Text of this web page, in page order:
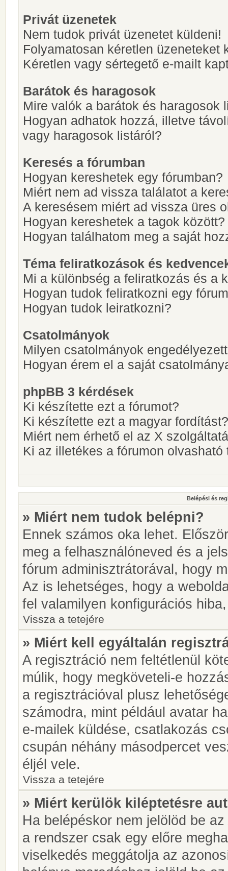
Privát üzenetek
Nem tudok privát üzenetet küldeni!
Folyamatosan kéretlen üzeneteket
Kéretlen vagy sértegető e-mailt
Barátok és haragosok
Mire valók a barátok és haragosok
Hogyan adhatok hozzá, illetve
vagy haragosok listáról?
Keresés a fórumban
Hogyan kereshetek egy fórumban?
Miért nem ad vissza találatot a
A keresésem miért ad vissza üres
Hogyan kereshetek a tagok között?
Hogyan találhatom meg a saját
Téma feliratkozások és
Mi a különbség a feliratkozás és a
Hogyan tudok feliratkozni egy
Hogyan tudok leiratkozni?
Csatolmányok
Milyen csatolmányok
Hogyan érem el a saját
phpBB 3 kérdések
Ki készítette ezt a fórumot?
Ki készítette ezt a magyar fordítást?
Miért nem érhető el az X
Ki az illetékes a fórumon
Belépési és
» Miért nem tudok belépni?
Ennek számos oka lehet.
meg a felhasználóneved és a
fórum adminisztrátorával, hogy
Az is lehetséges, hogy a
fel valamilyen konfigurációs
Vissza a tetejére
» Miért kell egyáltalán
A regisztráció nem feltétlenül
múlik, hogy megköveteli-e
a regisztrációval plusz
számodra, mint például avatar
e-mailek küldése, csatlakozás
csupán néhány másodpercet
éljél vele.
Vissza a tetejére
» Miért kerülök kiléptetésre
Ha belépéskor nem jelölöd be az
a rendszer csak egy előre
viselkedés meggátolja az